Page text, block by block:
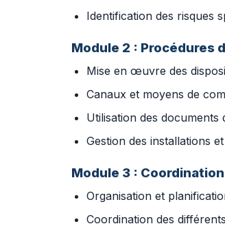
Identification des risques
Module 2 : Procédures
Mise en œuvre des
Canaux et moyens de
Utilisation des documents
Gestion des installations
Module 3 :
Organisation et
Coordination des